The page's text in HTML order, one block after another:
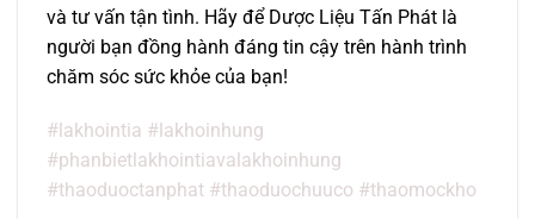
và tư vấn tận tình. Hãy để Dược Liệu Tấn Phát là
người bạn đồng hành đáng tin cậy trên hành trình
chăm sóc sức khỏe của bạn!
#lakhointia #lakhoinhung
#phanbietlakhointiavalakhoinhung
#thaoduoctanphat #thaoduochuuco #thaomockho